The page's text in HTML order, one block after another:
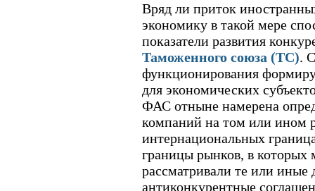
Вряд ли приток
экономику в такой мере
показатели развития
Таможенного союза (ТС).
функционирования
для экономических
ФАС отныне намерена
компаний на том или ином
интернациональных
границы рынков, в которых
рассматривали те или иные
антиконкурентные